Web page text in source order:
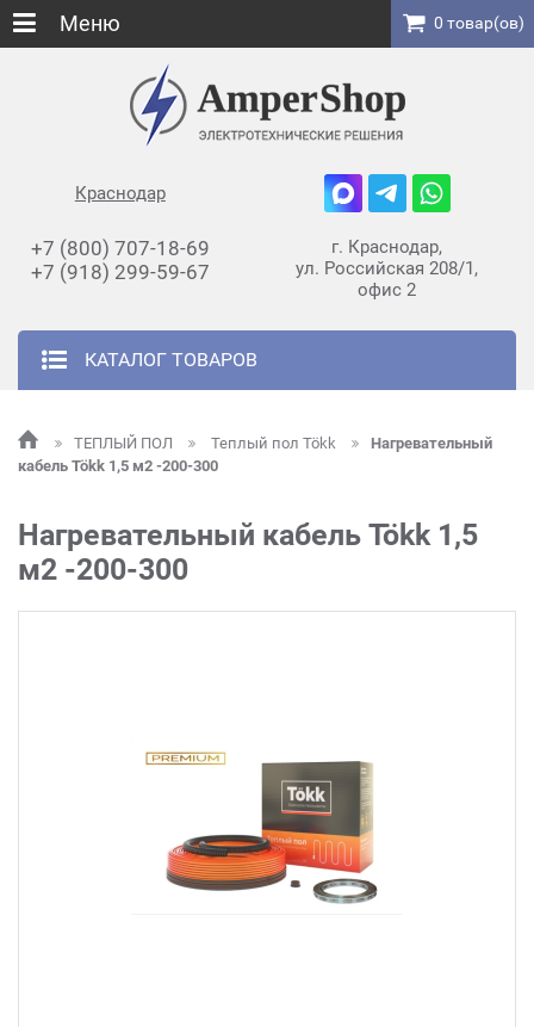
Краснодар
+7 (800) 707-18-69
+7 (918) 299-59-67
г. Краснодар,
ул. Российская 208/1,
офис 2
КАТАЛОГ ТОВАРОВ
Меню 0 товар(ов)
ТЕПЛЫЙ ПОЛ Теплый пол Tökk
Нагревательный
кабель Tökk 1,5 м2 -200-300
Нагревательный кабель Tökk 1,5
м2 -200-300